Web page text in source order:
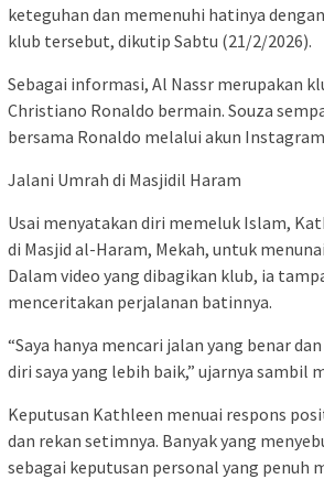
keteguhan dan memenuhi hatinya
klub tersebut, dikutip Sabtu (21/2/2026).
Sebagai informasi, Al Nassr merupakan
Christiano Ronaldo bermain. Souza
bersama Ronaldo melalui akun
Jalani Umrah di Masjidil Haram
Usai menyatakan diri memeluk Islam,
di Masjid al-Haram, Mekah, untuk
Dalam video yang dibagikan klub, ia
menceritakan perjalanan batinnya.
“Saya hanya mencari jalan yang benar
diri saya yang lebih baik,” ujarnya sambil
Keputusan Kathleen menuai respons
dan rekan setimnya. Banyak yang
sebagai keputusan personal yang penuh